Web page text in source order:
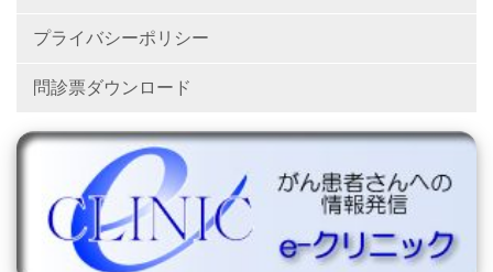
プライバシーポリシー
問診票ダウンロード